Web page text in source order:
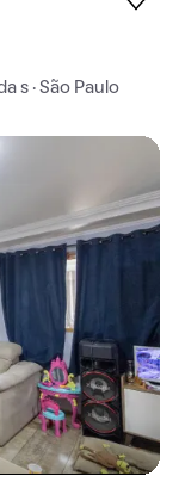
s · São Paulo